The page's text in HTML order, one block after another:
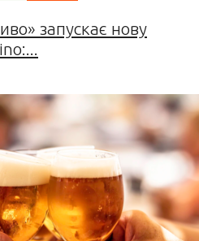
запускає нову